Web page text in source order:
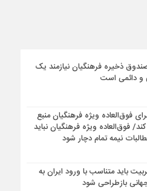
ذخیره فرهنگیان نیازمند یک
و دائمی است
فوق‌العاده ویژه فرهنگیان منبع
فوق‌العاده ویژه فرهنگیان نباید
نیمه‌ تمام دچار شود
باید متناسب با ورود ایران به
بازطراحی شود